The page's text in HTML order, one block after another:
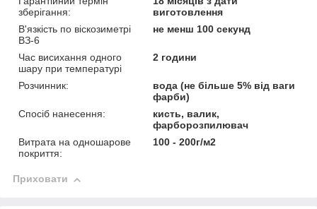
зберігання:
виготовлення
В'язкість по віскозиметрі
ВЗ-6
не менш 100 секунд
Час висихання одного
шару при температурі
2 години
Розчинник:
вода (не більше 5% від ваги
фарби)
Спосіб нанесення:
кисть, валик,
фарборозпилювач
Витрата на одношарове
покриття:
100 - 200г/м2
Приховати